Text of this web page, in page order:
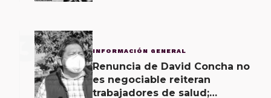
3 INFORMACIÓN GENERAL
Renuncia de David Concha no
es negociable reiteran
trabajadores de salud;